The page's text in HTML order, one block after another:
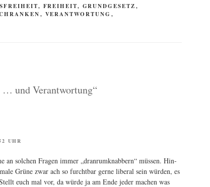
, FREIHEIT, GRUNDGESETZ,
, VERANTWORTUNG ,
und Verantwortung“
UHR
an sol­chen Fra­gen immer „dran­rum­knab­bern“ müs­sen. Hin­
Grü­ne zwar ach so furcht­bar ger­ne libe­ral sein wür­den, es
euch mal vor, da wür­de ja am Ende jeder machen was